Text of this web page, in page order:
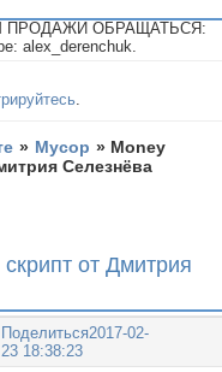
ОБРАЩАТЬСЯ:
alex_derenchuk.
» Мусор » Money
Селезнёва
от Дмитрия
Поделиться2017-02-
23 18:38:23